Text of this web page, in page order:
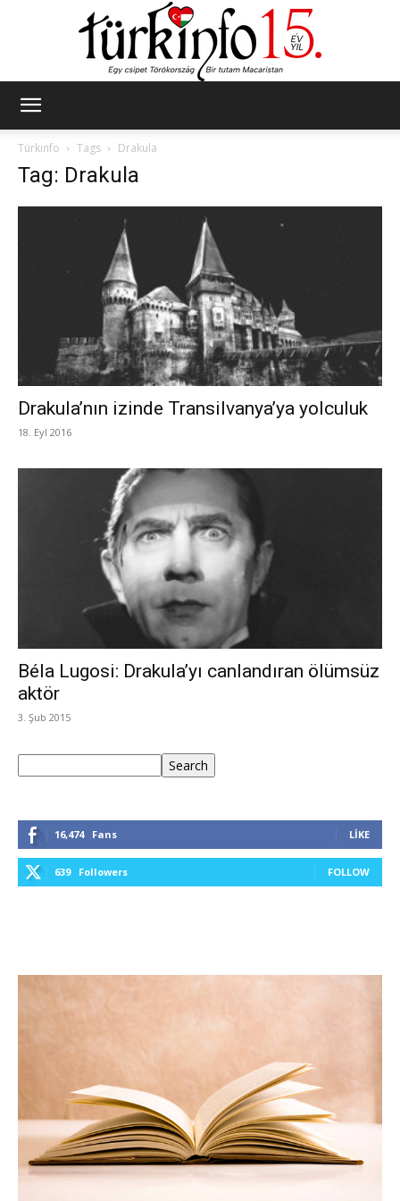
Türkinfo
Tags Drakula
Tag: Drakula
Drakula’nın izinde Transilvanya’ya yolculuk
18. Eyl 2016
Béla Lugosi: Drakula’yı canlandıran ölümsüz
aktör
3. Şub 2015
Search
16,474 Fans LIKE
639 Followers FOLLOW